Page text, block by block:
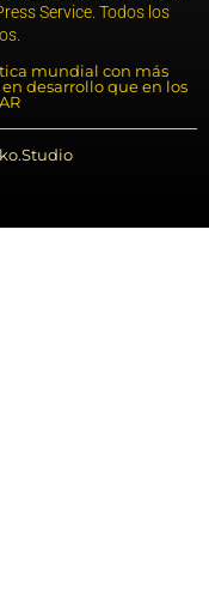
Service. Todos los
mundial con más
desarrollo que en los